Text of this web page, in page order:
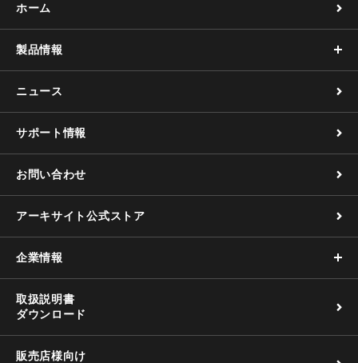
ホーム
製品情報
ニュース
サポート情報
お問い合わせ
アーキサイト公式ストア
企業情報
取扱説明書
ダウンロード
販売店様向け